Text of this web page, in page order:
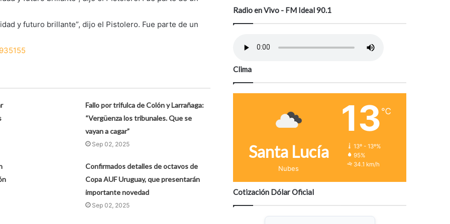
y futuro brillante”, dijo el Pistolero. Fue parte de un
Fallo por trifulca de Colón y Larrañaga:
“Vergüenza los tribunales. Que se
vayan a cagar”
Sep 02, 2025
Confirmados detalles de octavos de
Copa AUF Uruguay, que presentarán
importante novedad
Sep 02, 2025
Radio en Vivo - FM Ideal 90.1
Clima
Santa Lucía
Nubes
13 ℃
13º - 13º%
95%
34.1 km/h
Cotización Dólar Oficial